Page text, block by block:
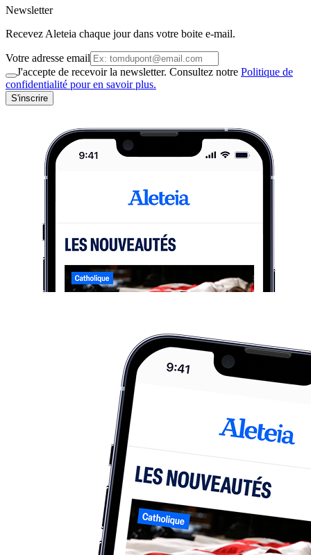
Newsletter
Recevez Aleteia chaque jour dans votre boite e-mail.
Votre adresse email
J'accepte de recevoir la newsletter. Consultez notre Politique de
confidentialité pour en savoir plus.
S'inscrire